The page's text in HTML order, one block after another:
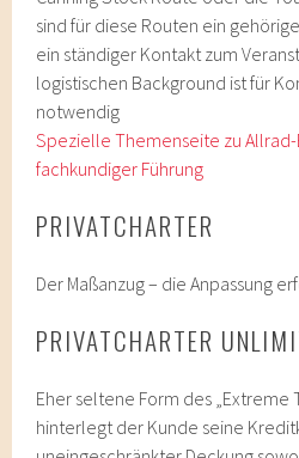
sind für diese Routen ein
ein ständiger Kontakt zum
logistischen Background ist für
notwendig
Spezielle Themenseite zu
fachkundiger Führung
PRIVATCHARTER
Der Maßanzug – die Anpassung
PRIVATCHARTER
Eher seltene Form des
hinterlegt der Kunde seine